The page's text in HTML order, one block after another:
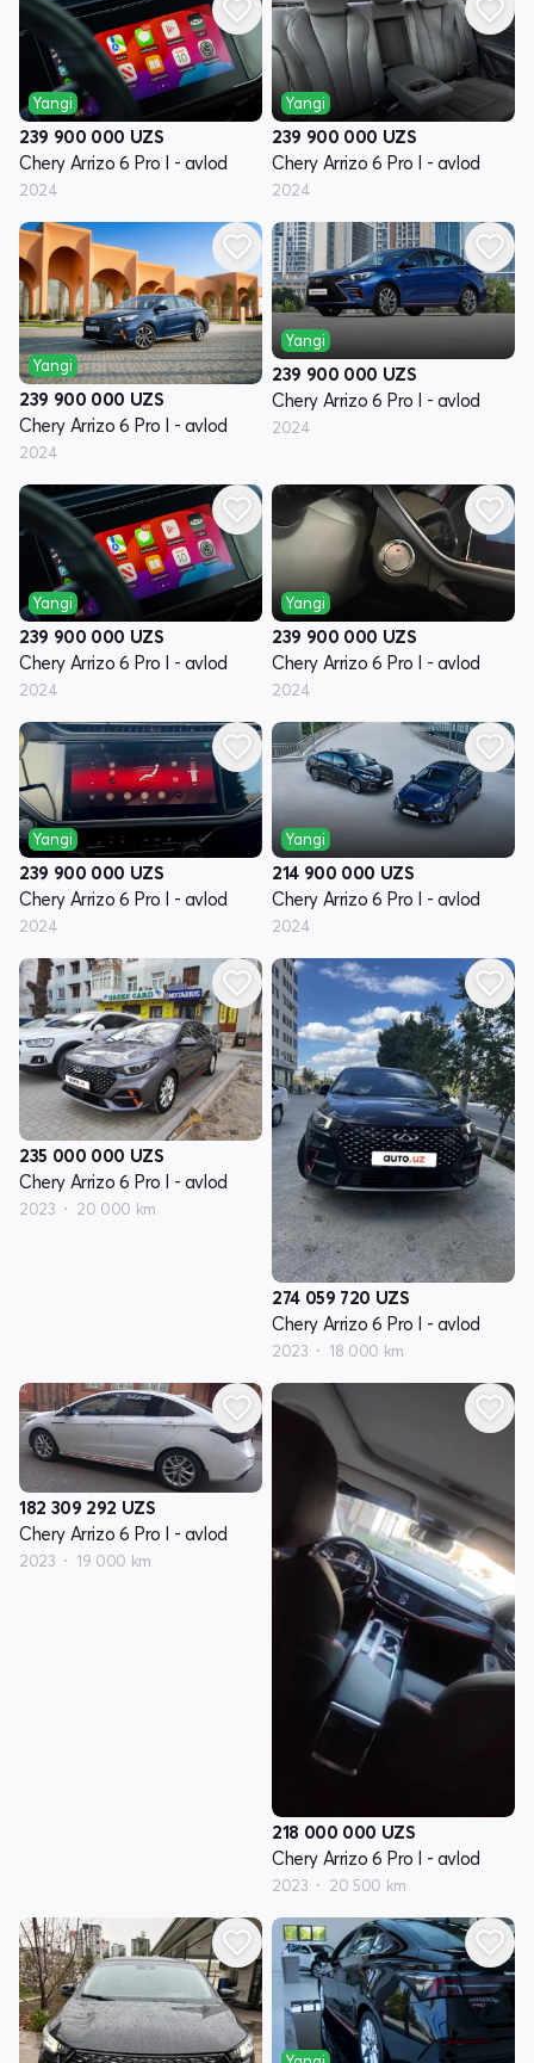
Yangi
239 900 000 UZS
Chery Arrizo 6 Pro I - avlod
2024
Yangi
239 900 000 UZS
Chery Arrizo 6 Pro I - avlod
2024
Yangi
239 900 000 UZS
Chery Arrizo 6 Pro I - avlod
2024
Yangi
239 900 000 UZS
Chery Arrizo 6 Pro I - avlod
2024
Yangi
239 900 000 UZS
Chery Arrizo 6 Pro I - avlod
2024
Yangi
239 900 000 UZS
Chery Arrizo 6 Pro I - avlod
2024
Yangi
239 900 000 UZS
Chery Arrizo 6 Pro I - avlod
2024
Yangi
214 900 000 UZS
Chery Arrizo 6 Pro I - avlod
2024
235 000 000 UZS
Chery Arrizo 6 Pro I - avlod
2023 20 000 km
274 059 720 UZS
Chery Arrizo 6 Pro I - avlod
2023 18 000 km
182 309 292 UZS
Chery Arrizo 6 Pro I - avlod
2023 19 000 km
218 000 000 UZS
Chery Arrizo 6 Pro I - avlod
2023 20 500 km